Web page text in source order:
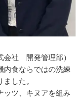
会社 開発管理部）
内食ならではの洗練
した。
ッツ、キヌアを組み